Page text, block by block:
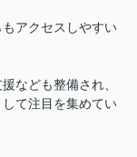
アクセスしやすい
なども整備され、
て注目を集めてい